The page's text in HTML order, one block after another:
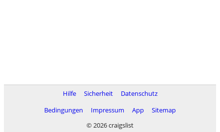
Hilfe Sicherheit
Datenschutz
Bedingungen
Impressum App
Sitemap
© 2026 craigslist